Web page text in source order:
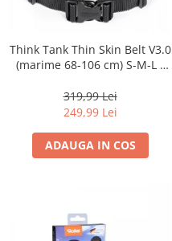
Think Tank Thin Skin Belt V3.0
(marime 68-106 cm) S-M-L -
319,99 Lei
249,99 Lei
ADAUGA IN COS